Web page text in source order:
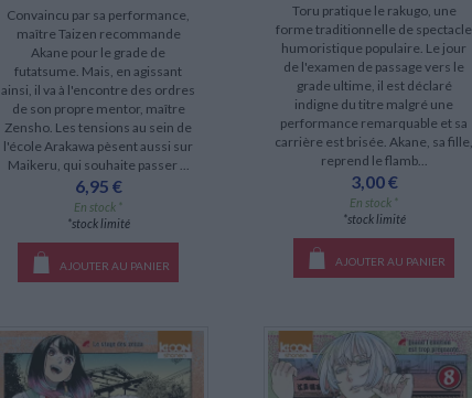
Convaincu par sa performance,
maître Taizen recommande
Akane pour le grade de
futatsume. Mais, en agissant
ainsi, il va à l'encontre des ordres
de son propre mentor, maître
Zensho. Les tensions au sein de
l'école Arakawa pèsent aussi sur
Maikeru, qui souhaite passer ...
6,95 €
En stock *
*stock limité
AJOUTER AU PANIER
Toru pratique le rakugo, une
forme traditionnelle de spectacle
humoristique populaire. Le jour
de l'examen de passage vers le
grade ultime, il est déclaré
indigne du titre malgré une
performance remarquable et sa
carrière est brisée. Akane, sa fille,
reprend le flamb...
3,00 €
En stock *
*stock limité
AJOUTER AU PANIER